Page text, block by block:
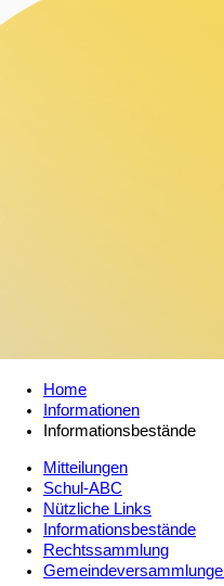
Home
Informationen
Informationsbestände
Mitteilungen
Schul-ABC
Nützliche Links
Informationsbestände
Rechtssammlung